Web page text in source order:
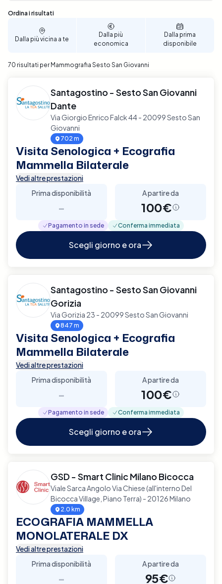
Sono stati trovati 70 risultati
Ordina i risultati
Dalla più vicina a te
Dalla più
economica
Dalla prima
disponibile
70 risultati per Mammografia Sesto San Giovanni
Santagostino - Sesto San Giovanni
Dante
Via Giorgio Enrico Falck 44 - 20099 Sesto San
Giovanni
702 m
Visita Senologica + Ecografia
Mammella Bilaterale
Vedi altre prestazioni
Prima disponibilità
-
A partire da
100€
Pagamento in sede Conferma immediata
Scegli giorno e ora
Santagostino - Sesto San Giovanni
Gorizia
Via Gorizia 23 - 20099 Sesto San Giovanni
847 m
Visita Senologica + Ecografia
Mammella Bilaterale
Vedi altre prestazioni
Prima disponibilità
-
A partire da
100€
Pagamento in sede Conferma immediata
Scegli giorno e ora
GSD - Smart Clinic Milano Bicocca
Viale Sarca Angolo Via Chiese (all'interno Del
Bicocca Village, Piano Terra) - 20126 Milano
2.0 km
ECOGRAFIA MAMMELLA
MONOLATERALE DX
Vedi altre prestazioni
Prima disponibilità
-
A partire da
95€